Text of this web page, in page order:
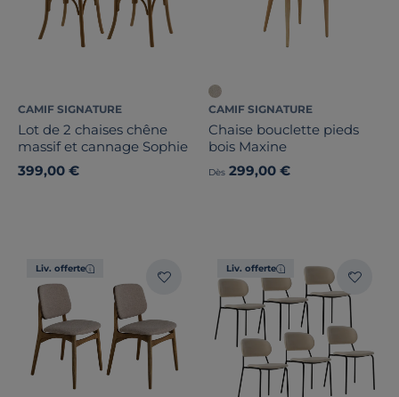
CAMIF SIGNATURE
Lot de 2 chaises chêne
massif et cannage Sophie
399,00 €
CAMIF SIGNATURE
Chaise bouclette pieds
bois Maxine
Dès 299,00 €
Liv. offerte Liv. offerte
Largeur
Hauteur
Profondeur